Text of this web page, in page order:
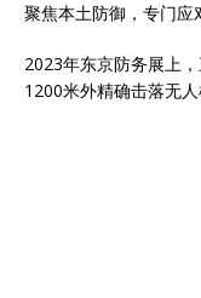
聚焦本土防御，专门应
2023年东京防务展上
1200米外精确击落无人